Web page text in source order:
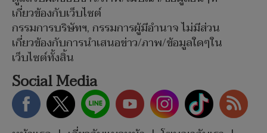
เกี่ยวข้องกับเว็บไซต์
กรรมการบริษัทฯ, กรรมการผู้มีอำนาจ ไม่มีส่วน
เกี่ยวข้องกับการนำเสนอข่าว/ภาพ/ข้อมูลใดๆใน
เว็บไซต์ทั้งสิ้น
Social Media